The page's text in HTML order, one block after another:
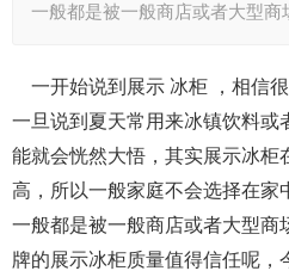
一般都是被一般商店或者大型商
一开始说到展示 冰柜 ，相信
一旦说到夏天常用来冰镇饮料或
能就会恍然大悟，其实展示冰柜
高，所以一般家庭不会选择在家
一般都是被一般商店或者大型商
牌的展示冰柜质量值得信任呢，